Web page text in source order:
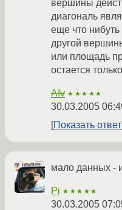
вершины
диагональ
еще что
другой
или площадь
остается
AIv ★★★★★
30.03.2005
Показать ответ
мало данных -
Pi ★★★★★
30.03.2005